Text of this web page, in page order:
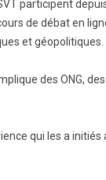
et
participent
de débat en
et géopolitiques.
des ONG,
qui les a